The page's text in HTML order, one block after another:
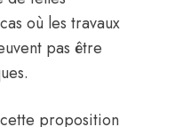
où les travaux
pas être
proposition